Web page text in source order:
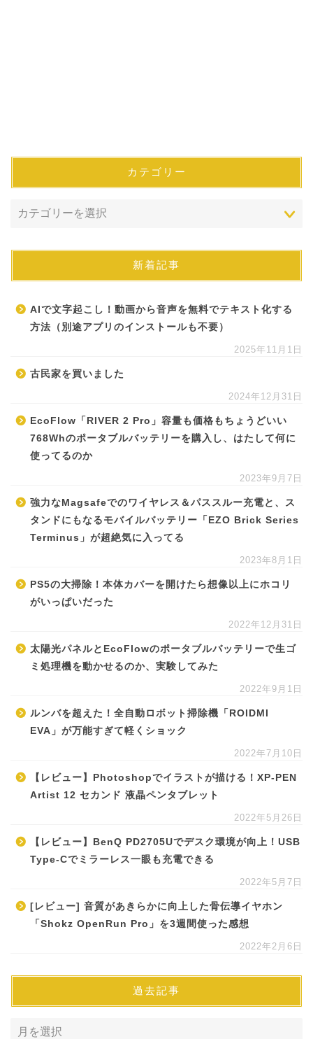
カテゴリー
新着記事
AIで文字起こし！動画から音声を無料でテキスト化する
方法（別途アプリのインストールも不要）
2025年11月1日
古民家を買いました
2024年12月31日
EcoFlow「RIVER 2 Pro」容量も価格もちょうどいい
768Whのポータブルバッテリーを購入し、はたして何に
使ってるのか
2023年9月7日
強力なMagsafeでのワイヤレス＆パススルー充電と、ス
タンドにもなるモバイルバッテリー「EZO Brick Series
Terminus」が超絶気に入ってる
2023年8月1日
PS5の大掃除！本体カバーを開けたら想像以上にホコリ
がいっぱいだった
2022年12月31日
太陽光パネルとEcoFlowのポータブルバッテリーで生ゴ
ミ処理機を動かせるのか、実験してみた
2022年9月1日
ルンバを超えた！全自動ロボット掃除機「ROIDMI
EVA」が万能すぎて軽くショック
2022年7月10日
【レビュー】Photoshopでイラストが描ける！XP-PEN
Artist 12 セカンド 液晶ペンタブレット
2022年5月26日
【レビュー】BenQ PD2705Uでデスク環境が向上！USB
Type-Cでミラーレス一眼も充電できる
2022年5月7日
[レビュー] 音質があきらかに向上した骨伝導イヤホン
「Shokz OpenRun Pro」を3週間使った感想
2022年2月6日
過去記事